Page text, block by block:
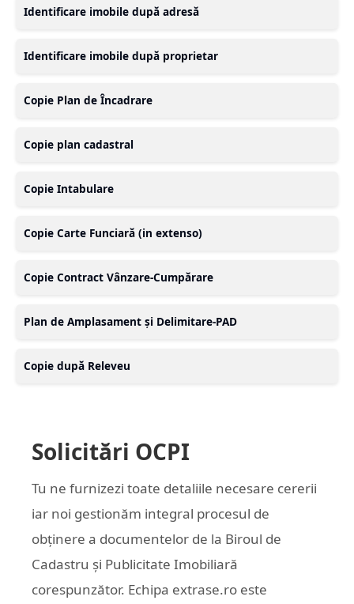
Identificare imobile după adresă
Identificare imobile după proprietar
Copie Plan de Încadrare
Copie plan cadastral
Copie Intabulare
Copie Carte Funciară (in extenso)
Copie Contract Vânzare-Cumpărare
Plan de Amplasament și Delimitare-PAD
Copie după Releveu
Solicitări OCPI
Tu ne furnizezi toate detaliile necesare cererii
iar noi gestionăm integral procesul de
obținere a documentelor de la Biroul de
Cadastru și Publicitate Imobiliară
corespunzător. Echipa extrase.ro este